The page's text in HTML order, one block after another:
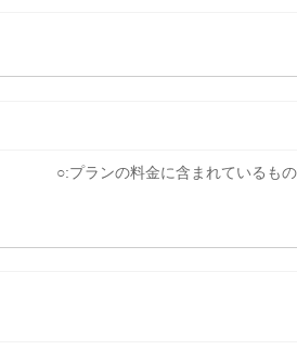
○:プランの料金に含まれているもの